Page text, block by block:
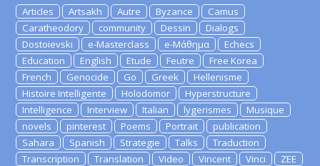
Articles Artsakh Autre Byzance
Camus
Caratheodory
community Dessin
Dialogs
Dostoievski
e-Masterclass e-Μάθημα
Echecs
Education
English Etude Feutre
Free Korea
French
Genocide Go Greek
Hellenisme
Histoire Intelligente
Holodomor
Hyperstructure
Intelligence
Interview Italian lygerismes
Musique
novels
pinterest Poems Portrait
publication
Sahara
Spanish Strategie Talks
Traduction
Transcription
Translation Video Vincent Vinci
ZEE